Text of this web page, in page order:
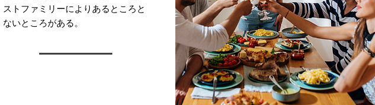
ストファミリーによりあるところと
ないところがある。